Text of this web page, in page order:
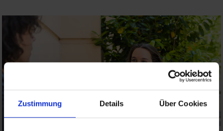
Zustimmung Details Über Cookies